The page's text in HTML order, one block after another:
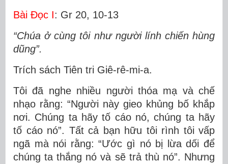
Bài Ðọc I: Gr 20, 10-13
“Chúa ở cùng tôi như người lính chiến hùng
dũng”.
Trích sách Tiên tri Giê-rê-mi-a.
Tôi đã nghe nhiều người thóa mạ và chế
nhạo rằng: “Người này gieo khủng bố khắp
nơi. Chúng ta hãy tố cáo nó, chúng ta hãy
tố cáo nó”. Tất cả bạn hữu tôi rình tôi vấp
ngã mà nói rằng: “Ước gì nó bị lừa dối để
chúng ta thắng nó và sẽ trả thù nó”. Nhưng